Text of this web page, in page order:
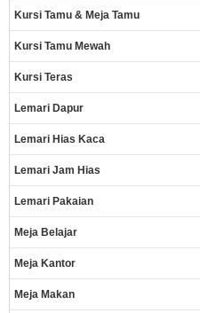
Kursi Tamu & Meja Tamu
Kursi Tamu Mewah
Kursi Teras
Lemari Dapur
Lemari Hias Kaca
Lemari Jam Hias
Lemari Pakaian
Meja Belajar
Meja Kantor
Meja Makan